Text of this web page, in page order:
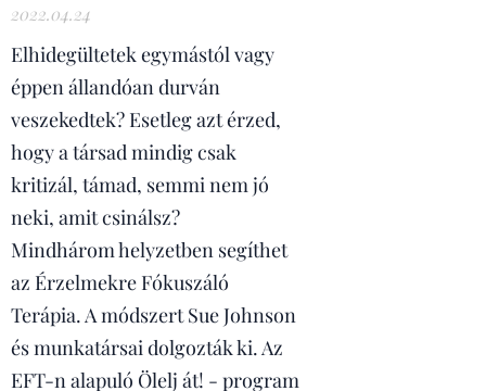
2022.04.24
Elhidegültetek egymástól vagy
éppen állandóan durván
veszekedtek? Esetleg azt érzed,
hogy a társad mindig csak
kritizál, támad, semmi nem jó
neki, amit csinálsz?
Mindhárom helyzetben segíthet
az Érzelmekre Fókuszáló
Terápia. A módszert Sue Johnson
és munkatársai dolgozták ki. Az
EFT-n alapuló Ölelj át! - program